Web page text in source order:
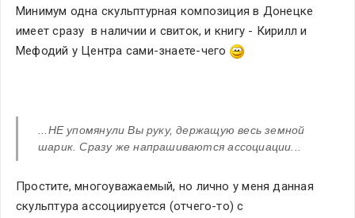
Минимум одна скульптурная композиция в Донецке
имеет сразу  в наличии и свиток, и книгу - Кирилл и
Мефодий у Центра сами-знаете-чего
...НЕ упомянули Вы руку, держащую весь земной
шарик. Сразу же напрашиваются ассоциации...
Простите, многоуважаемый, но лично у меня данная
скульптура ассоциируется (отчего-то) с